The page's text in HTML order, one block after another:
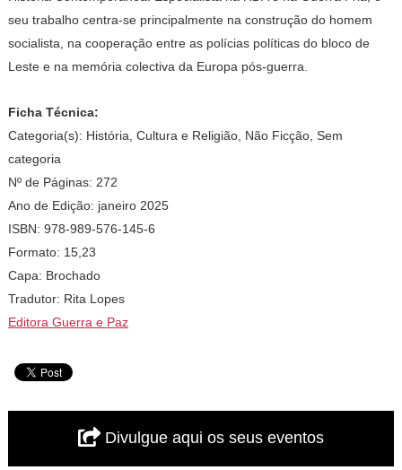
seu trabalho centra-se principalmente na construção do homem
socialista, na cooperação entre as polícias políticas do bloco de
Leste e na memória colectiva da Europa pós-guerra.
Ficha Técnica:
Categoria(s): História, Cultura e Religião, Não Ficção, Sem
categoria
Nº de Páginas: 272
Ano de Edição: janeiro 2025
ISBN: 978-989-576-145-6
Formato: 15,23
Capa: Brochado
Tradutor: Rita Lopes
Editora Guerra e Paz
Divulgue aqui os seus eventos